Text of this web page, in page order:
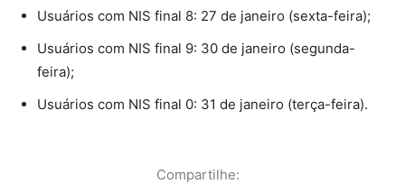
Usuários com NIS final 8: 27 de janeiro (sexta-feira);
Usuários com NIS final 9: 30 de janeiro (segunda-
feira);
Usuários com NIS final 0: 31 de janeiro (terça-feira).
Compartilhe: